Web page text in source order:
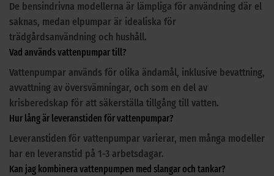
De bensindrivna modellerna är lämpliga för användning där el
saknas, medan elpumpar är idealiska för
trädgårdsanvändning och hushåll.
Vad används vattenpumpar till?
Vattenpumpar används för olika ändamål, inklusive bevattning,
avvattning av översvämningar, och som en del av
krisberedskap för att säkerställa tillgång till vatten.
Hur lång är leveranstiden för vattenpumpar?
Leveranstiden för vattenpumpar varierar, men många modeller
har en leveranstid på 1-3 arbetsdagar.
Kan jag kombinera vattenpumpen med slangar och tankar?